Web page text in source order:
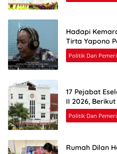
Hadapi
Tirta Yapono
Politik Dan
17 Pejabat
II 2026,
Politik Dan
Rumah Dilan